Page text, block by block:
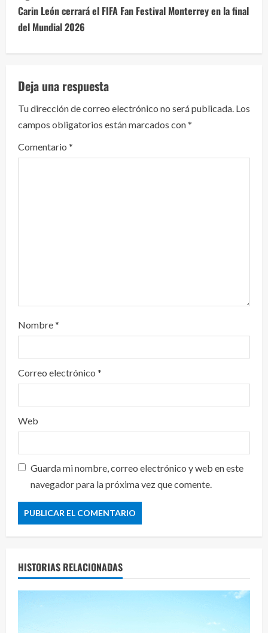
u
e
l
e
y
e
n
Carin León cerrará el FIFA Fan Festival Monterrey en la final
del Mundial 2026
Deja una respuesta
Tu dirección de correo electrónico no será publicada. Los
campos obligatorios están marcados con*
Comentario *
Nombre*
Correo electrónico *
Web
Guarda mi nombre, correo electrónico y web en este
navegador para la próxima vez que comente.
HISTORIAS RELACIONADAS